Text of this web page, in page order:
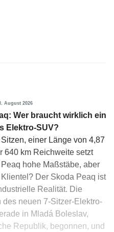
August 2026
Wer braucht wirklich ein
Elektro-SUV?
einer Länge von 4,87
640 km Reichweite setzt
hohe Maßstäbe, aber
Der Skoda Peaq ist
Realität. Die
des neuen 7-Sitzer-Elektro-
in Mladá Boleslav,
Republik, begonnen, und